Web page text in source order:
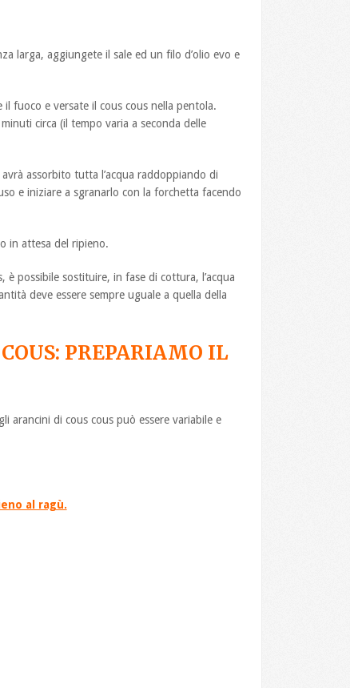
larga, aggiungete il sale ed un filo d’olio evo e
il fuoco e versate il cous cous nella pentola.
circa (il tempo varia a seconda delle
assorbito tutta l’acqua raddoppiando di
e iniziare a sgranarlo con la forchetta facendo
in attesa del ripieno.
è possibile sostituire, in fase di cottura, l’acqua
deve essere sempre uguale a quella della
PREPARIAMO IL
arancini di cous cous può essere variabile e
al ragù.